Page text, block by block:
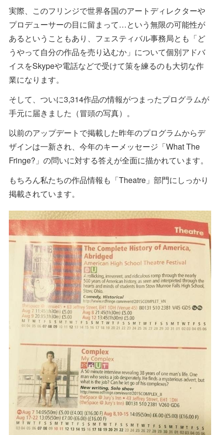
実際、このフリンジで世界各国のアートディレクターや
プロデューサーの目に留まって…という無限の可能性が
あるということもあり、フェスティバル事務局とも「ど
うやって自分の作品を売り込むか」について個別アドバ
イスをSkypeや電話などで受けて策を練るのも大切な作
業になります。
そして、ついに3,314作品の情報がつまったプログラムが
手元に届きました（冒頭の写真）。
以前のアップデートで掲載した昨年のプログラムからデ
ザインは一新され、今年のキーメッセージ「What The
Fringe?」の問いに対する答えが全面に描かれています。
もちろん私たちの作品情報も「Theatre」部門にしっかり
掲載されています。